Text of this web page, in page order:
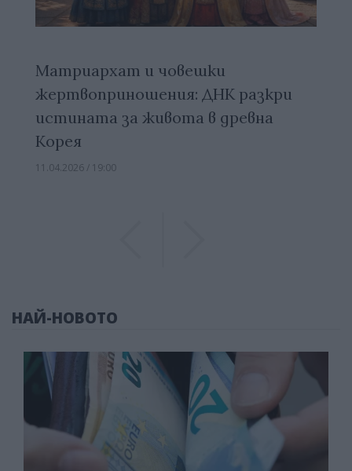
Матриархат и човешки
жертвоприношения: ДНК разкри
истината за живота в древна
Корея
11.04.2026 / 19:00
НАЙ-НОВОТО